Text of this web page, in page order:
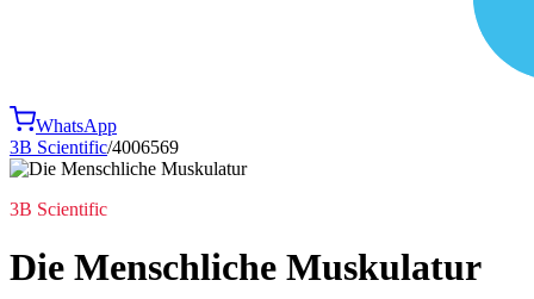
WhatsApp
3B Scientific/4006569
3B Scientific
Die Menschliche Muskulatur